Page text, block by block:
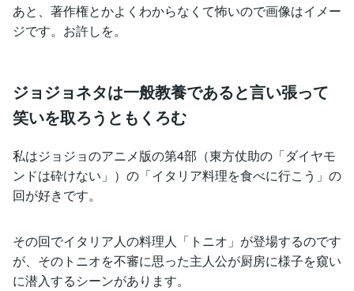
あと、著作権とかよくわからなくて怖いので画像はイメー
ジです。お許しを。
ジョジョネタは一般教養であると言い張って
笑いを取ろうともくろむ
私はジョジョのアニメ版の第4部（東方仗助の「ダイヤモ
ンドは砕けない」）の「イタリア料理を食べに行こう」の
回が好きです。
その回でイタリア人の料理人「トニオ」が登場するのです
が、そのトニオを不審に思った主人公が厨房に様子を窺い
に潜入するシーンがあります。